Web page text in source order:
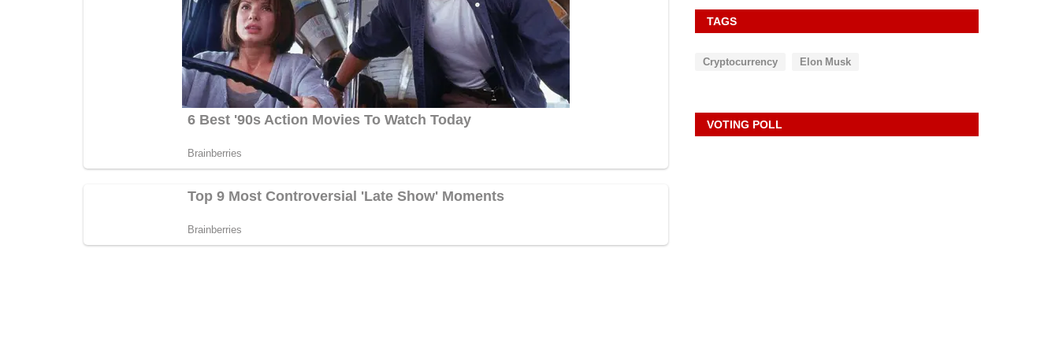
TAGS
Cryptocurrency Elon Musk
VOTING POLL